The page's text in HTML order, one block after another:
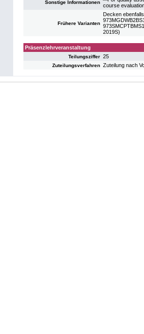
Sonstige Informationen
course
Frühere Varianten
Decken
2019S)
Präsenzlehrveranstaltung
Teilungsziffer 25
Zuteilungsverfahren Zuteilung nach